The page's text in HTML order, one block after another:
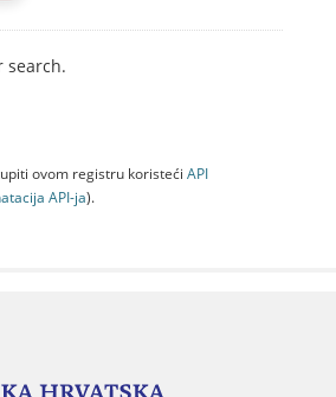
search.
ovom registru koristeći API
API-jа).